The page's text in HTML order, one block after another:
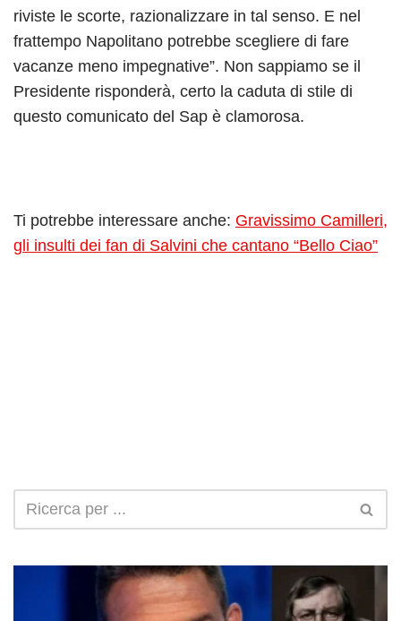
riviste le scorte, razionalizzare in tal senso. E nel
frattempo Napolitano potrebbe scegliere di fare
vacanze meno impegnative”. Non sappiamo se il
Presidente risponderà, certo la caduta di stile di
questo comunicato del Sap è clamorosa.
Ti potrebbe interessare anche: Gravissimo Camilleri,
gli insulti dei fan di Salvini che cantano “Bello Ciao”